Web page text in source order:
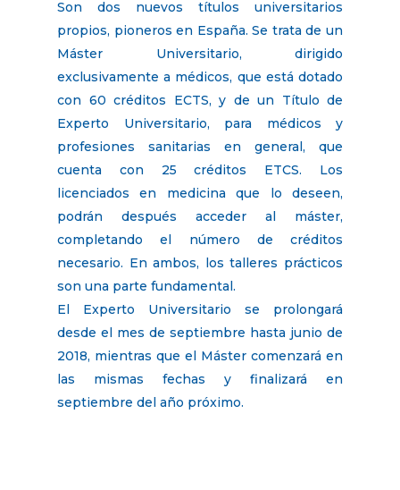
Son dos nuevos títulos universitarios
propios, pioneros en España. Se trata de un
Máster Universitario, dirigido
exclusivamente a médicos, que está dotado
con 60 créditos ECTS, y de un Título de
Experto Universitario, para médicos y
profesiones sanitarias en general, que
cuenta con 25 créditos ETCS. Los
licenciados en medicina que lo deseen,
podrán después acceder al máster,
completando el número de créditos
necesario. En ambos, los talleres prácticos
son una parte fundamental.
El Experto Universitario se prolongará
desde el mes de septiembre hasta junio de
2018, mientras que el Máster comenzará en
las mismas fechas y finalizará en
septiembre del año próximo.